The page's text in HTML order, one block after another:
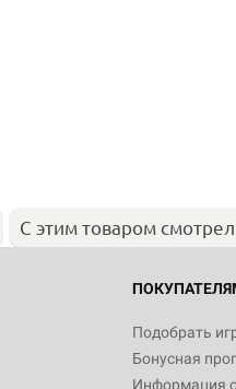
С этим товаром
Подобрать
Бонусная
Информация